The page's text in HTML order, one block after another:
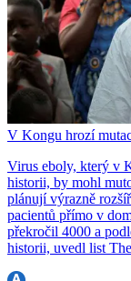
V Kongu hrozí
Virus eboly, který v
historii, by mohl
plánují výrazně
pacientů přímo v
překročil 4000 a
historii, uvedl list